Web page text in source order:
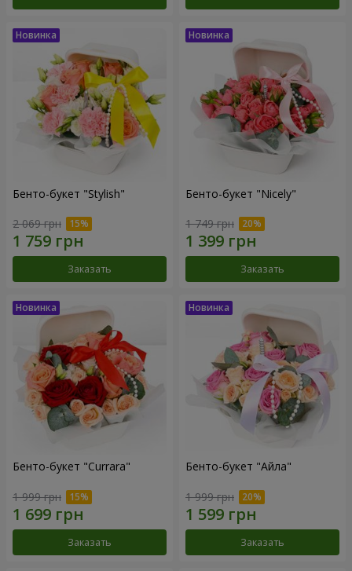
Бенто-букет "Stylish"
2 069 грн
Заказать
Бенто-букет "Nicely"
1 749 грн
Заказать
Бенто-букет "Currara"
1 999 грн
Заказать
Бенто-букет "Айла"
1 999 грн
Заказать